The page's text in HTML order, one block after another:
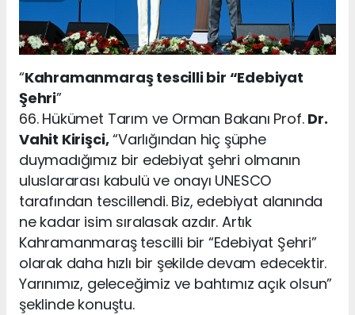
“Kahramanmaraş tescilli bir “Edebiyat
Şehri”
66. Hükümet Tarım ve Orman Bakanı Prof. Dr.
Vahit Kirişci,“Varlığından hiç şüphe
duymadığımız bir edebiyat şehri olmanın
uluslararası kabulü ve onayı UNESCO
tarafından tescillendi. Biz, edebiyat alanında
ne kadar isim sıralasak azdır. Artık
Kahramanmaraş tescilli bir “Edebiyat Şehri”
olarak daha hızlı bir şekilde devam edecektir.
Yarınımız, geleceğimiz ve bahtımız açık olsun”
şeklinde konuştu.